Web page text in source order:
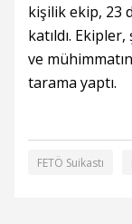
kişilik ekip, 23
katıldı.
ve
tarama yaptı.
FETÖ Suikastı